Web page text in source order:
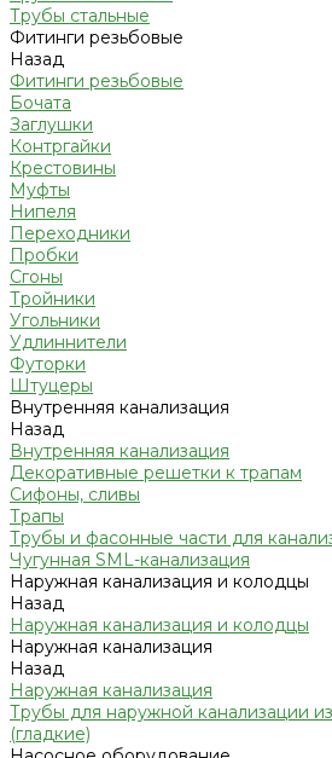
Трубы стальные
Фитинги резьбовые
Назад
Фитинги резьбовые
Бочата
Заглушки
Контргайки
Крестовины
Муфты
Нипеля
Переходники
Пробки
Сгоны
Тройники
Угольники
Удлиннители
Футорки
Штуцеры
Внутренняя канализация
Назад
Внутренняя канализация
Декоративные решетки к трапам
Сифоны, сливы
Трапы
Трубы и фасонные части для
Чугунная SML-канализация
Наружная канализация и колодцы
Назад
Наружная канализация и колодцы
Наружная канализация
Назад
Наружная канализация
Трубы для наружной канализации
(гладкие)